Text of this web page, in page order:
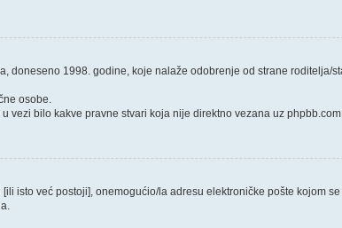
doneseno 1998. godine, koje nalaže odobrenje od strane roditelja/
osobe.
bilo kakve pravne stvari koja nije direktno vezana uz
isto već postoji], onemogućio/la adresu elektroničke pošte kojom